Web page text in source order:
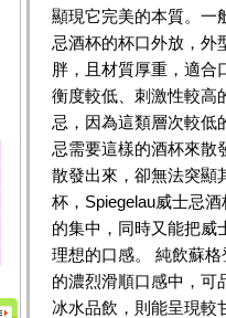
顯現它完美的本質。一
忌酒杯的杯口外放，外
胖，且材質厚重，適合
衡度較低、刺激性較高
忌，因為這類層次較低
忌需要這樣的酒杯來散
散發出來，卻無法突顯
杯，Spiegelau威士忌
的集中，同時又能把威
理想的口感。 純飲蘇
的濃烈滑順口感中，可
冰水品飲，則能呈現較